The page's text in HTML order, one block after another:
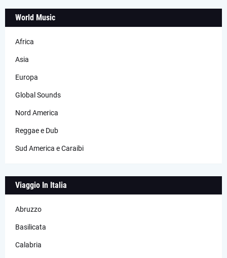
World Music
Africa
Asia
Europa
Global Sounds
Nord America
Reggae e Dub
Sud America e Caraibi
Viaggio In Italia
Abruzzo
Basilicata
Calabria